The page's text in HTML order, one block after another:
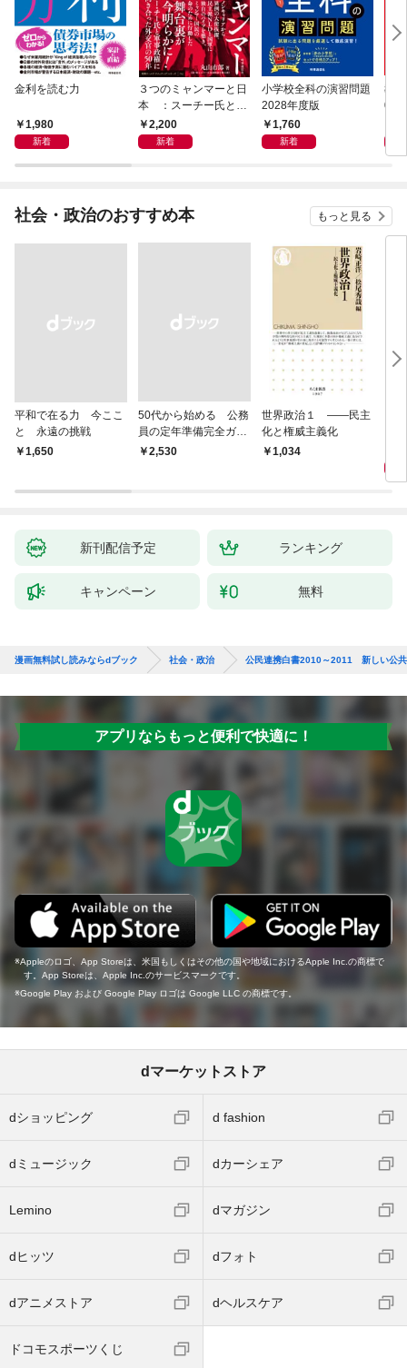
金利を読む力
1,980
新着
３つのミャンマーと日
本 ：スーチー氏と軍
事政権に向き合った外
交官の50年
2,200
新着
小学校全科の演習問題
2028年度版
1,760
新着
教
028
社会・政治のおすすめ本 もっと見る
平和で在る力 今ここ
と 永遠の挑戦
￥1,650
50代から始める 公務
員の定年準備完全ガイ
ド
￥2,530
世界政治１ ――民主
化と権威主義化
1,034
新刊配信予定 ランキング
キャンペーン 無料
漫画無料試し読みならdブック 社会・政治 公民連携白書2010～2011 新しい公
アプリならもっと便利で快適に！
Appleのロゴ、App Storeは、米国もしくはその他の国や地域におけるApple Inc.の商標で
す。App Storeは、Apple Inc.のサービスマークです。
Google Play および Google Play ロゴは Google LLC の商標です。
dマーケットストア
dショッピング d fashion
dミュージック dカーシェア
Lemino dマガジン
dヒッツ dフォト
dアニメストア dヘルスケア
ドコモスポーツくじ